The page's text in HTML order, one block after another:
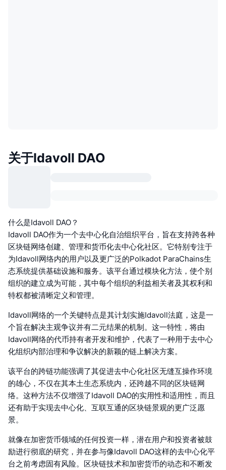
关于Idavoll DAO
什么是Idavoll DAO？
Idavoll DAO作为一个去中心化自治组织平台，旨在支持跨各种
区块链网络创建、管理和货币化去中心化社区。它特别专注于
为Idavoll网络内的用户以及更广泛的Polkadot ParaChains生
态系统提供基础设施和服务。该平台通过模块化方法，使个别
组织的建立成为可能，其中每个组织的利益相关者及其权利和
特权都被清晰定义和管理。
Idavoll网络的一个关键特点是其计划实施Idavoll法庭，这是一
个旨在解决主观争议并有二元结果的机制。这一特性，将由
Idavoll网络的代币持有者开发和维护，代表了一种用于去中心
化组织内部治理和争议解决的新颖的链上解决方案。
该平台的跨链功能强调了其促进去中心化社区无缝互操作环境
的雄心，不仅在其本土生态系统内，还跨越不同的区块链网
络。这种方法不仅增强了Idavoll DAO的实用性和适用性，而且
还有助于实现去中心化、互联互通的区块链景观的更广泛愿
景。
就像在加密货币领域的任何投资一样，潜在用户和投资者被鼓
励进行彻底的研究，并在参与像Idavoll DAO这样的去中心化平
台之前考虑固有风险。区块链技术和加密货币的动态和不断发